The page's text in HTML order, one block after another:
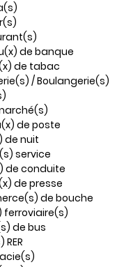
de banque
de tabac
/ Boulangerie(s)
de poste
de nuit
service
de conduite
de presse
de bouche
ferroviaire(s)
de bus